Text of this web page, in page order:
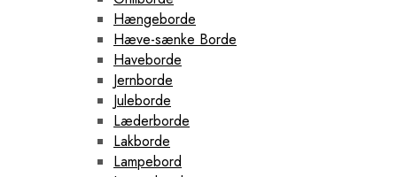
Hængeborde
Hæve-sænke Borde
Haveborde
Jernborde
Juleborde
Læderborde
Lakborde
Lampebord